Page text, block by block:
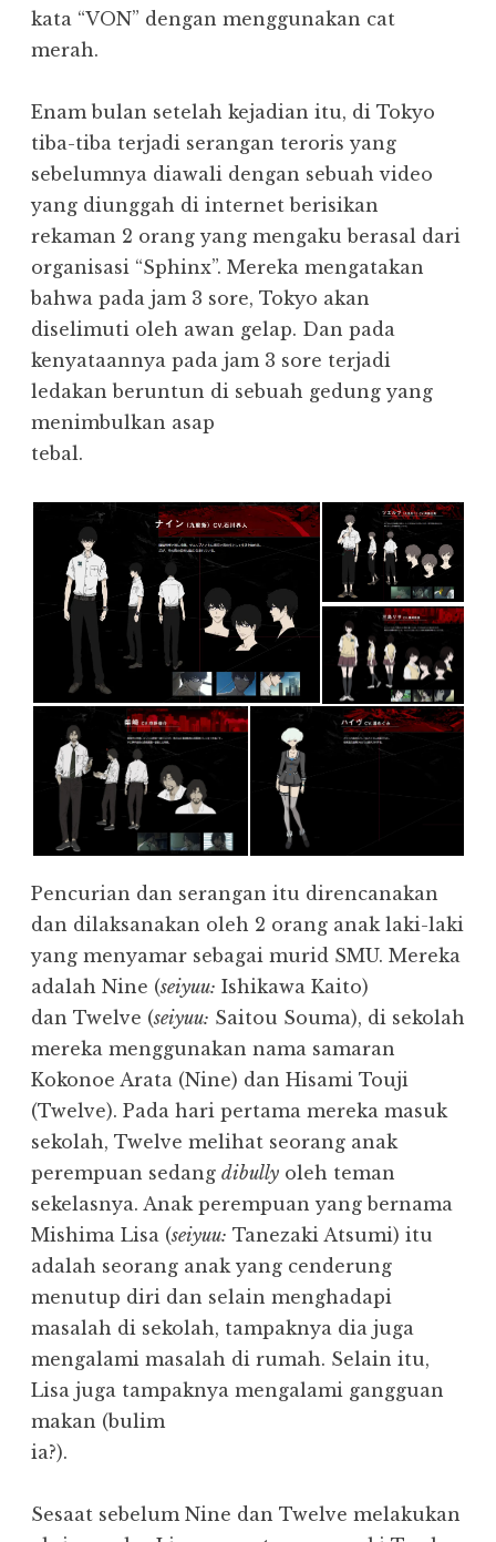
kata “VON” dengan menggunakan cat
merah.
Enam bulan setelah kejadian itu, di Tokyo
tiba-tiba terjadi serangan teroris yang
sebelumnya diawali dengan sebuah video
yang diunggah di internet berisikan
rekaman 2 orang yang mengaku berasal dari
organisasi “Sphinx”. Mereka mengatakan
bahwa pada jam 3 sore, Tokyo akan
diselimuti oleh awan gelap. Dan pada
kenyataannya pada jam 3 sore terjadi
ledakan beruntun di sebuah gedung yang
menimbulkan asap
tebal.
Pencurian dan serangan itu direncanakan
dan dilaksanakan oleh 2 orang anak laki-laki
yang menyamar sebagai murid SMU. Mereka
adalah Nine (seiyuu: Ishikawa Kaito)
dan Twelve (seiyuu: Saitou Souma), di sekolah
mereka menggunakan nama samaran
Kokonoe Arata (Nine) dan Hisami Touji
(Twelve). Pada hari pertama mereka masuk
sekolah, Twelve melihat seorang anak
perempuan sedang dibully oleh teman
sekelasnya. Anak perempuan yang bernama
Mishima Lisa (seiyuu: Tanezaki Atsumi) itu
adalah seorang anak yang cenderung
menutup diri dan selain menghadapi
masalah di sekolah, tampaknya dia juga
mengalami masalah di rumah. Selain itu,
Lisa juga tampaknya mengalami gangguan
makan (bulim
ia?).
Sesaat sebelum Nine dan Twelve melakukan